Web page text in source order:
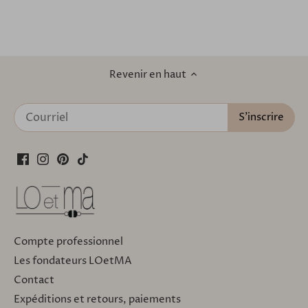
Revenir en haut
Compte professionnel
Les fondateurs LOetMA
Contact
Expéditions et retours, paiements